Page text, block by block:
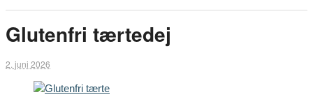
Glutenfri tærtedej
2. juni 2026